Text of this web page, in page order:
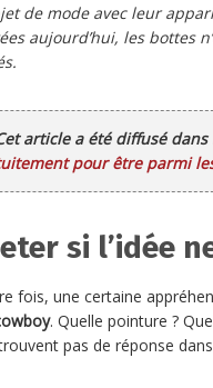
de mode avec leur
aujourd’hui, les bottes
article a été diffusé
pour être parmi
si l’idée
fois, une certaine
. Quelle pointure ?
pas de réponse